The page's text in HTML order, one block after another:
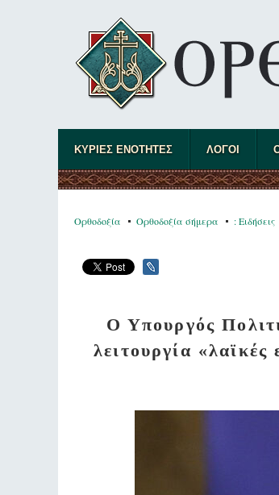
ΚΥΡΙΕΣ ΕΝΟΤΗΤΕΣ ΛΟΓΟΙ
Ορθοδοξία Ορθοδοξία σήμερα : Ειδήσεις
Ο Υπουργός
λειτουργία «λαϊκές